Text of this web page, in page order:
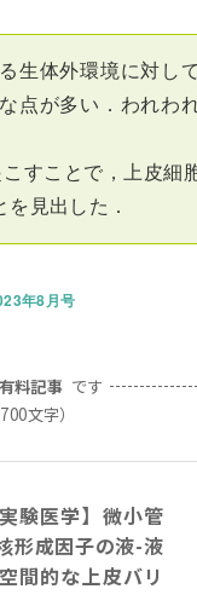
生体外環境に対し
点が多い．われわ
すことで，上皮細
見出した．
年8月号
有料記事 です
文字）
験医学】微小管
形成因子の液-液
間的な上皮バリ